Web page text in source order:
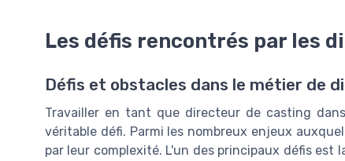
Les défis rencontrés par les
Défis et obstacles dans le métier de
Travailler en tant que directeur de casting
véritable défi. Parmi les nombreux enjeux
par leur complexité. L'un des principaux défis